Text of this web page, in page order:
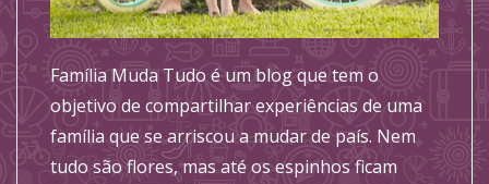
Família Muda Tudo é um blog que tem o
objetivo de compartilhar experiências de uma
família que se arriscou a mudar de país. Nem
tudo são flores, mas até os espinhos ficam